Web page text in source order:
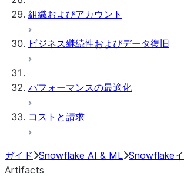
組織およびアカウント
ビジネス継続性およびデータ復旧
パフォーマンスの最適化
コストと請求
ガイド Snowflake AI & ML Snowflake
Artifacts